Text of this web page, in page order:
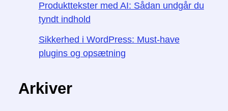
Produkttekster med AI: Sådan undgår du
tyndt indhold
Sikkerhed i WordPress: Must-have
plugins og opsætning
Arkiver